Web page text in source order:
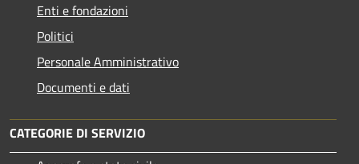
Enti e fondazioni
Politici
Personale Amministrativo
Documenti e dati
CATEGORIE DI SERVIZIO